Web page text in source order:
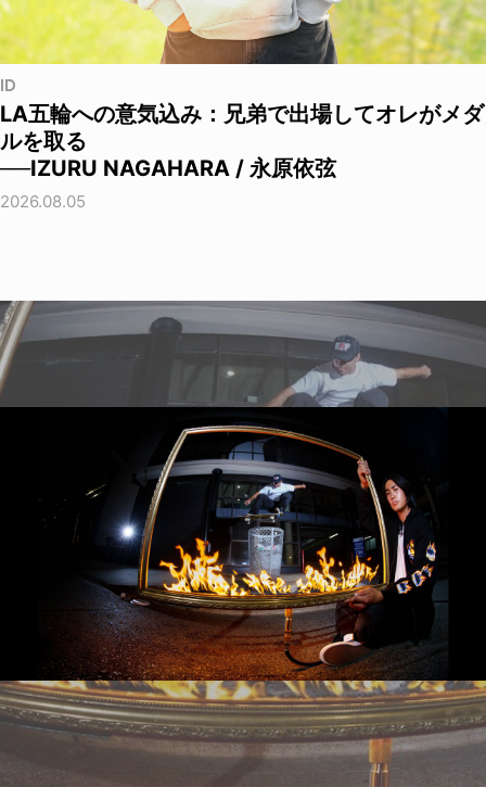
ID
LA五輪への意気込み：兄弟で出場してオレがメダ
ルを取る
──IZURU NAGAHARA / 永原依弦
2026.08.05